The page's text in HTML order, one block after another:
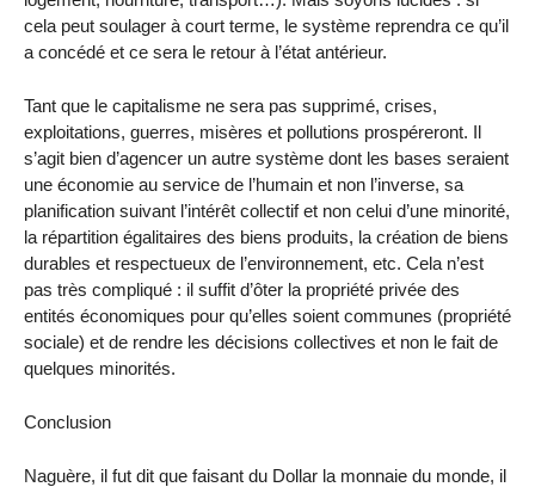
cela peut soulager à court terme, le système reprendra ce qu’il
a concédé et ce sera le retour à l’état antérieur.
Tant que le capitalisme ne sera pas supprimé, crises,
exploitations, guerres, misères et pollutions prospéreront. Il
s’agit bien d’agencer un autre système dont les bases seraient
une économie au service de l’humain et non l’inverse, sa
planification suivant l’intérêt collectif et non celui d’une minorité,
la répartition égalitaires des biens produits, la création de biens
durables et respectueux de l’environnement, etc. Cela n’est
pas très compliqué : il suffit d’ôter la propriété privée des
entités économiques pour qu’elles soient communes (propriété
sociale) et de rendre les décisions collectives et non le fait de
quelques minorités.
Conclusion
Naguère, il fut dit que faisant du Dollar la monnaie du monde, il